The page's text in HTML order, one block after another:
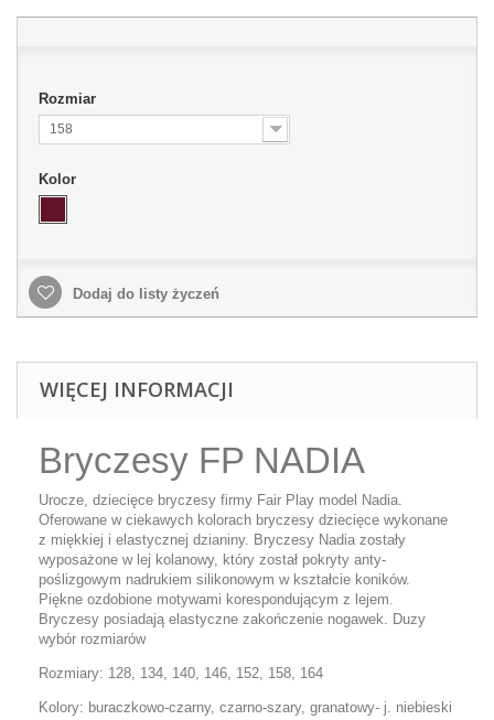
Rozmiar
158
Kolor
Dodaj do listy życzeń
WIĘCEJ INFORMACJI
Bryczesy FP NADIA
Urocze, dziecięce bryczesy firmy Fair Play model Nadia.
Oferowane w ciekawych kolorach bryczesy dziecięce wykonane
z miękkiej i elastycznej dzianiny. Bryczesy Nadia zostały
wyposażone w lej kolanowy, który został pokryty anty-
poślizgowym nadrukiem silikonowym w kształcie koników.
Piękne ozdobione motywami korespondującym z lejem.
Bryczesy posiadają elastyczne zakończenie nogawek. Duzy
wybór rozmiarów
Rozmiary: 128, 134, 140, 146, 152, 158, 164
Kolory: buraczkowo-czarny, czarno-szary, granatowy- j. niebieski